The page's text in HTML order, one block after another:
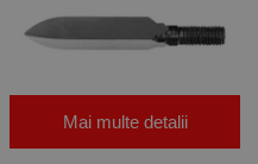
Mai multe detalii
luni
aplicații
bazate pe
identificator
de scop
general
utilizat pentru